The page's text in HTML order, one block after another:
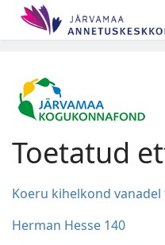
Toetatud
Koeru kihelkond
Herman Hesse 140